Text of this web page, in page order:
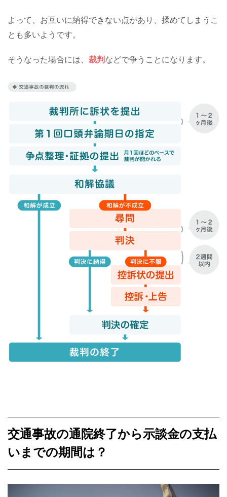
よって、お互いに納得できない点があり、揉めてしまうこ
とも多いようです。
そうなった場合には、 裁判 などで争うことになります。
交通事故の通院終了から示談金の支払
いまでの期間は？